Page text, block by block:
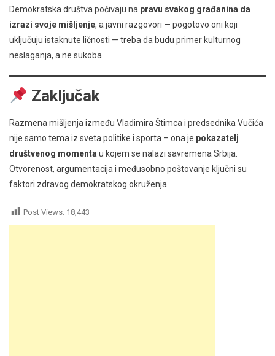
Demokratska društva počivaju na pravu svakog građanina da
izrazi svoje mišljenje, a javni razgovori — pogotovo oni koji
uključuju istaknute ličnosti — treba da budu primer kulturnog
neslaganja, a ne sukoba.
Zaključak
Razmena mišljenja između Vladimira Štimca i predsednika Vučića
nije samo tema iz sveta politike i sporta – ona je pokazatelj
društvenog momenta u kojem se nalazi savremena Srbija.
Otvorenost, argumentacija i međusobno poštovanje ključni su
faktori zdravog demokratskog okruženja.
Post Views: 18,443